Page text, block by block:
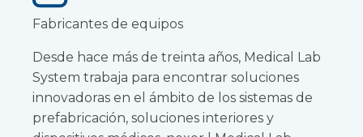
Fabricantes de equipos
Desde hace más de treinta años, Medical Lab
System trabaja para encontrar soluciones
innovadoras en el ámbito de los sistemas de
prefabricación, soluciones interiores y